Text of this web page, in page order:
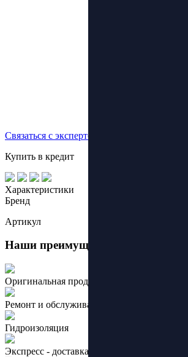
Связаться с экспертом
Купить в кредит
Характеристики
Бренд
Артикул
Наши преимущества:
Оригинальная продукция ведущих брендов
Ремонт и обслуживание
Гидроизоляция
Экспресс - доставка